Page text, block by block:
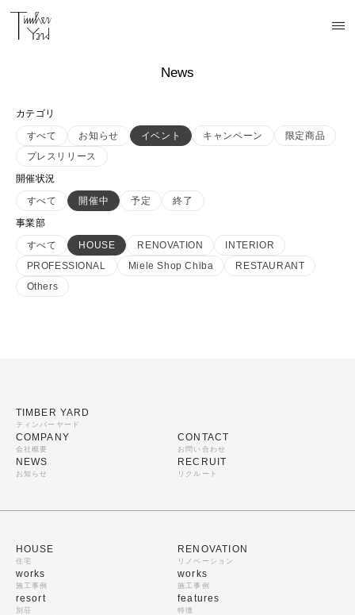
News
カテゴリ
すべて
お知らせ イベント キャンペーン
限定商品
プレスリリース
開催状況
すべて
開催中 予定
終了
事業部
すべて
HOUSE RENOVATION
INTERIOR
PROFESSIONAL
Miele Shop Chiba
RESTAURANT
Others
TIMBER YARD
ティンバーヤード
COMPANY
会社概要
NEWS
お知らせ
CONTACT
お問い合わせ
RECRUIT
リクルート
HOUSE
住宅
works
施工事例
resort
別荘
RENOVATION
リノベーション
works
施工事例
features
特徴